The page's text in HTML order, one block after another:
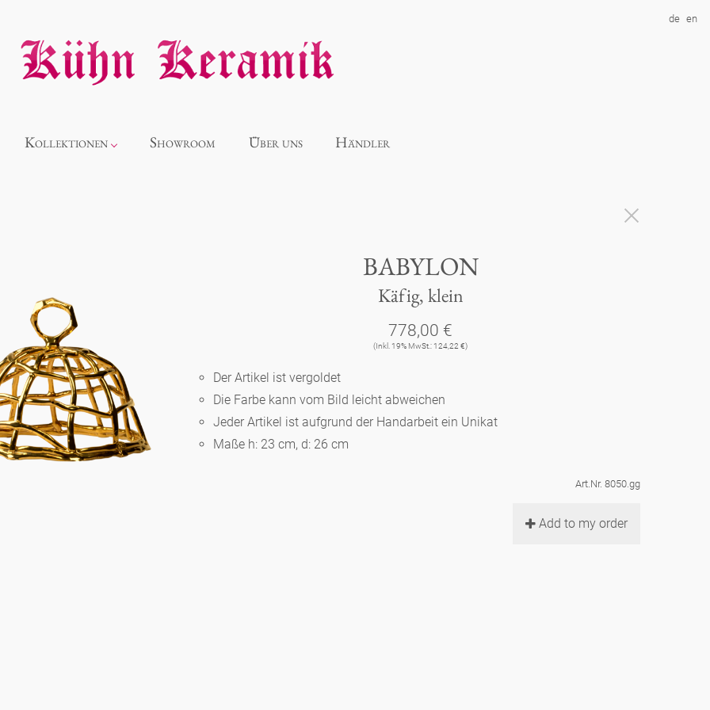
de en
Kollektionen
Panthéon
Souvenir
Berlin
Slumberland
Showroom Über uns Händler
BABYLON
Käfig, klein
778,00 €
(Inkl. 19% MwSt.: 124,22 €)
Der Artikel ist vergoldet
Die Farbe kann vom Bild leicht abweichen
Jeder Artikel ist aufgrund der Handarbeit ein Unikat
Maße h: 23 cm, d: 26 cm
Art.Nr. 8050.gg
Add to my order